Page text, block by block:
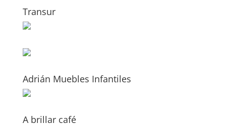
Transur
Adrián Muebles Infantiles
A brillar café